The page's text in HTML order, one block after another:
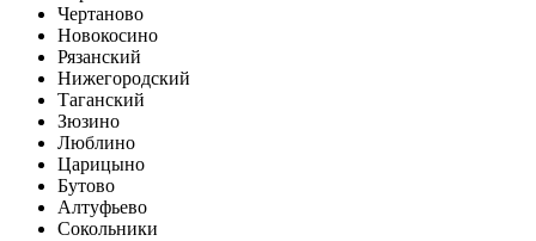
Чертаново
Новокосино
Рязанский
Нижегородский
Таганский
Зюзино
Люблино
Царицыно
Бутово
Алтуфьево
Сокольники